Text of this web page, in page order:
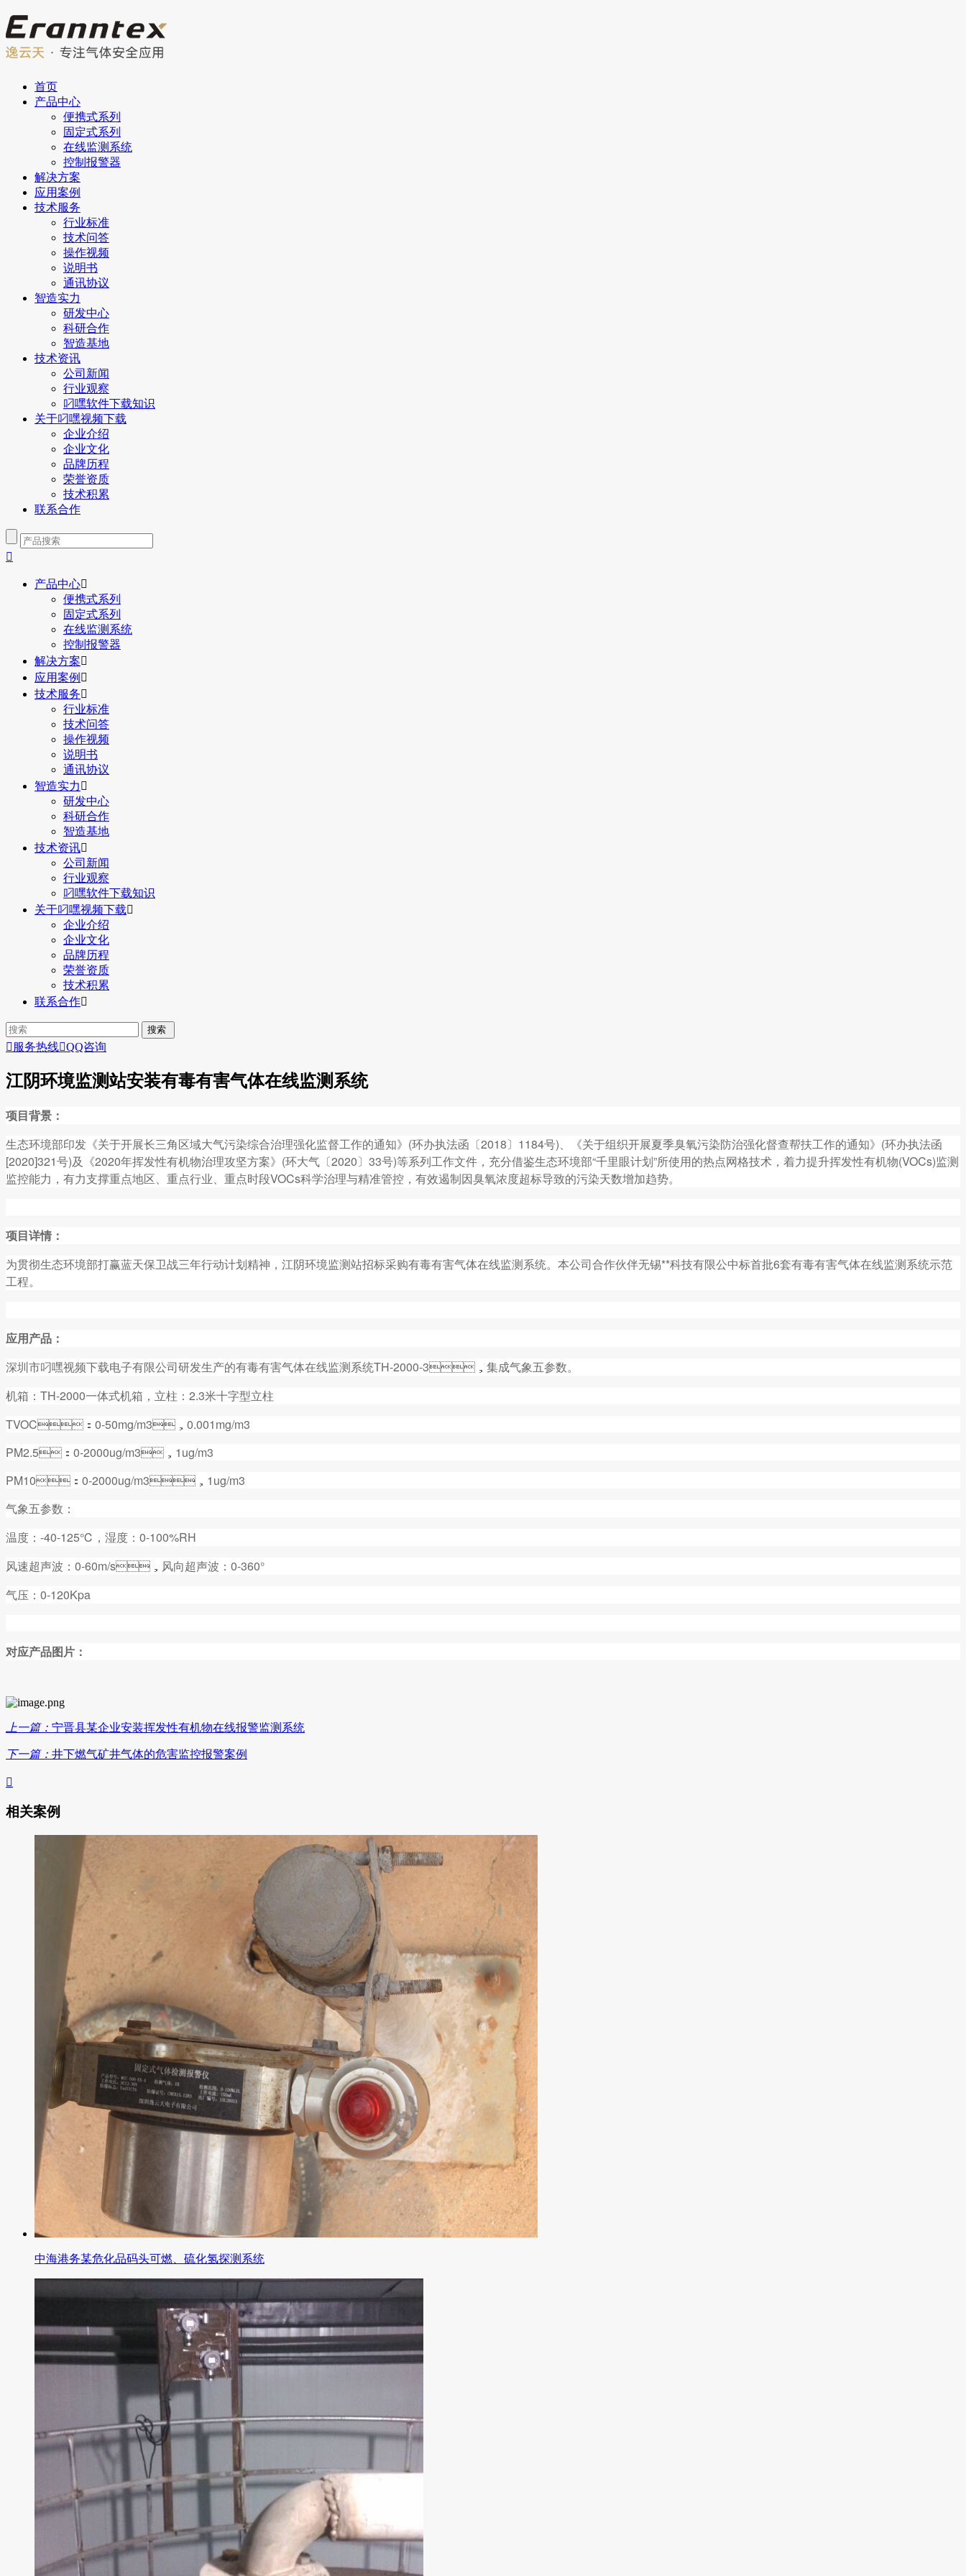
首页
产品中心
便携式系列
固定式系列
在线监测系统
控制报警器
解决方案
应用案例
技术服务
行业标准
技术问答
操作视频
说明书
通讯协议
智造实力
研发中心
科研合作
智造基地
技术资讯
公司新闻
行业观察
叼嘿软件下载知识
关于叼嘿视频下载
企业介绍
企业文化
品牌历程
荣誉资质
技术积累
联系合作

产品中心
便携式系列
固定式系列
在线监测系统
控制报警器
解决方案
应用案例 
技术服务
行业标准
技术问答
操作视频
说明书
通讯协议
智造实力 
研发中心
科研合作
智造基地
技术资讯
公司新闻
行业观察
叼嘿软件下载知识
关于叼嘿视频下载
企业介绍
企业文化
品牌历程
荣誉资质
技术积累
联系合作
 服务热线QQ咨询
江阴环境监测站安装有毒有害气体在线监测系统
项目背景：
生态环境部印发《关于开展长三角区域大气污染综合治理强化监督工作的通知》(环办执法函〔2018〕1184号)、《关于组织开展夏季臭氧污染防治强化督查帮扶工作的通知》(环办执法函
[2020]321号)及《2020年挥发性有机物治理攻坚方案》(环大气〔2020〕33号)等系列工作文件，充分借鉴生态环境部“千里眼计划”所使用的热点网格技术，着力提升挥发性有机物(VOCs)监测
监控能力，有力支撑重点地区、重点行业、重点时段VOCs科学治理与精准管控，有效遏制因臭氧浓度超标导致的污染天数增加趋势。
项目详情：
为贯彻生态环境部打赢蓝天保卫战三年行动计划精神，江阴环境监测站招标采购有毒有害气体在线监测系统。本公司合作伙伴无锡**科技有限公中标首批6套有毒有害气体在线监测系统示范
工程。
应用产品：
深圳市叼嘿视频下载电子有限公司研发生产的有毒有害气体在线监测系统TH-2000-3，集成气象五参数。
机箱：TH-2000一体式机箱，立柱：2.3米十字型立柱
TVOC：0-50mg/m3，0.001mg/m3
PM2.5：0-2000ug/m3，1ug/m3
PM10：0-2000ug/m3，1ug/m3
气象五参数：
温度：-40-125℃，湿度：0-100%RH
风速超声波：0-60m/s，风向超声波：0-360°
气压：0-120Kpa
对应产品图片：
上一篇： 宁晋县某企业安装挥发性有机物在线报警监测系统
下一篇： 井下燃气矿井气体的危害监控报警案例

相关案例
中海港务某危化品码头可燃、硫化氢探测系统